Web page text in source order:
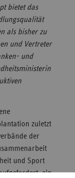
bietet das
als bisher zu
und Vertreter
und
zuletzt
der
und Sport
ein